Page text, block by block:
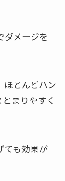
ダメージを
ほとんどハン
まりやすく
ても効果が